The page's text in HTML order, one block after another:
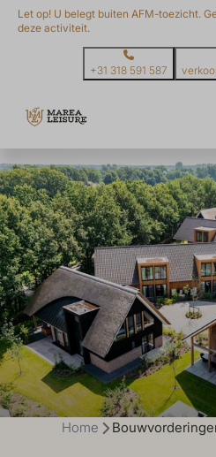
Let op! U belegt buiten AFM-toezicht.
deze activiteit.
+31 318 591 587
Home